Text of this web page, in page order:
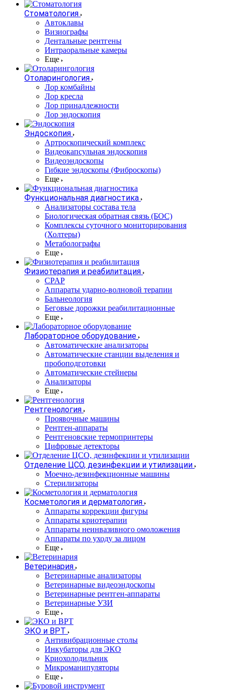
Стоматология
Автоклавы
Визиографы
Дентальные рентгены
Интраоральные камеры
Еще
Отоларингология
Лор комбайны
Лор кресла
Лор принадлежности
Лор эндоскопия
Эндоскопия
Артроскопический комплекс
Видеокапсульная эндоскопия
Видеоэндоскопы
Гибкие эндоскопы (Фиброcкопы)
Еще
Функциональная диагностика
Анализаторы состава тела
Биологическая обратная связь (БОС)
Комплексы суточного мониторирования
(Холтеры)
Метаболографы
Еще
Физиотерапия и реабилитация
CPAP
Аппараты ударно-волновой терапии
Бальнеология
Беговые дорожки реабилитационные
Еще
Лабораторное оборудование
Автоматические анализаторы
Автоматические станции выделения и
пробоподготовки
Автоматические стейнеры
Анализаторы
Еще
Рентгенология
Проявочные машины
Рентген-аппараты
Рентгеновские термопринтеры
Цифровые детекторы
Отделение ЦСО, дезинфекции и утилизации
Моечно-дезинфекционные машины
Стерилизаторы
Косметология и дерматология
Аппараты коррекции фигуры
Аппараты криотерапии
Аппараты неинвазивного омоложения
Аппараты по уходу за лицом
Еще
Ветеринария
Ветеринарные анализаторы
Ветеринарные видеоэндоскопы
Ветеринарные рентген-аппараты
Ветеринарные УЗИ
Еще
ЭКО и ВРТ
Антивибрационные столы
Инкубаторы для ЭКО
Криохолодильник
Микроманипуляторы
Еще